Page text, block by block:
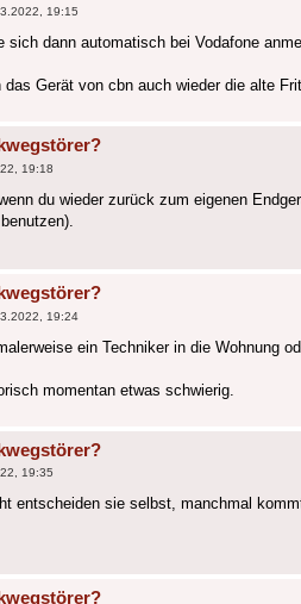
19:15
sich dann automatisch bei Vodafone
das Gerät von cbn auch wieder die alte
19:18
du wieder zurück zum eigenen
19:24
ein Techniker in die Wohnung
momentan etwas schwierig.
19:35
entscheiden sie selbst, manchmal